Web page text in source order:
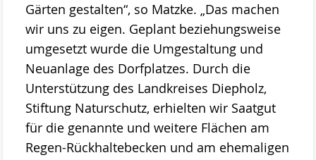
Schulexkursionen
Projektdokumentation
Wildblumenprogramm
Veröffentlichungen
Naturschätze im Landkreis Diepholz
Gärten gestalten“, so Matzke. „Das machen
wir uns zu eigen. Geplant beziehungsweise
umgesetzt wurde die Umgestaltung und
Neuanlage des Dorfplatzes. Durch die
Unterstützung des Landkreises Diepholz,
Stiftung Naturschutz, erhielten wir Saatgut
für die genannte und weitere Flächen am
Regen-Rückhaltebecken und am ehemaligen